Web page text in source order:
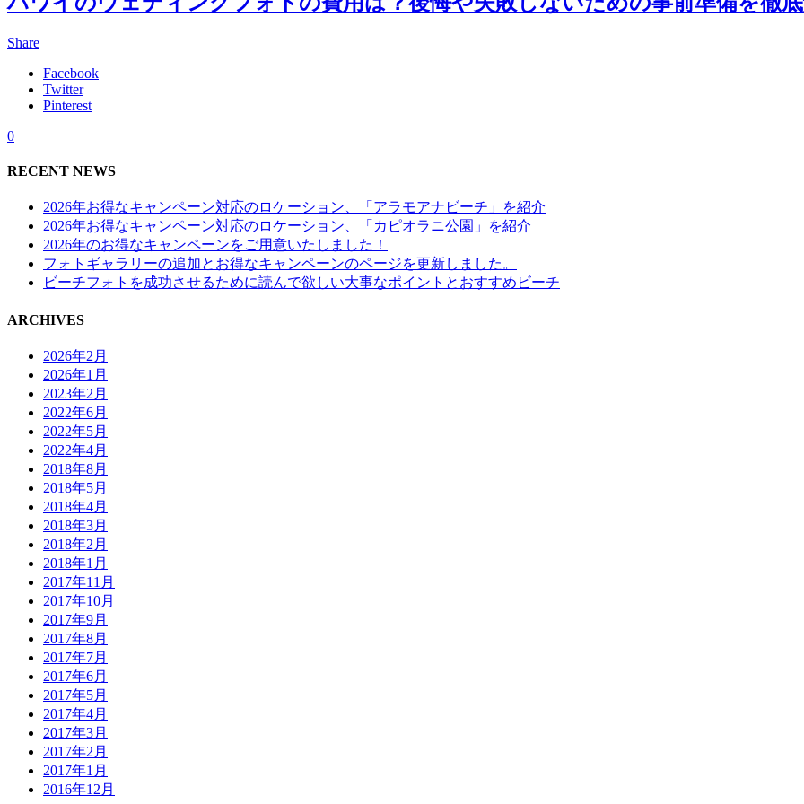
Share
Facebook
Twitter
Pinterest
0
RECENT NEWS
2026年お得なキャンペーン対応のロケーション、「アラモアナビーチ」を紹介
2026年お得なキャンペーン対応のロケーション、「カピオラニ公園」を紹介
2026年のお得なキャンペーンをご用意いたしました！
フォトギャラリーの追加とお得なキャンペーンのページを更新しました。
ビーチフォトを成功させるために読んで欲しい大事なポイントとおすすめビーチ
ARCHIVES
2026年2月
2026年1月
2023年2月
2022年6月
2022年5月
2022年4月
2018年8月
2018年5月
2018年4月
2018年3月
2018年2月
2018年1月
2017年11月
2017年10月
2017年9月
2017年8月
2017年7月
2017年6月
2017年5月
2017年4月
2017年3月
2017年2月
2017年1月
2016年12月